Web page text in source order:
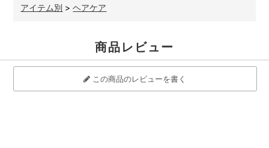
アイテム別 >ヘアケア
商品レビュー
この商品のレビューを書く